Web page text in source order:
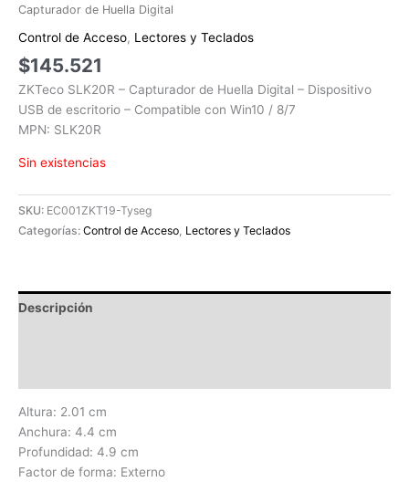
Capturador de Huella Digital
Control de Acceso, Lectores y Teclados
$145.521
ZKTeco SLK20R – Capturador de Huella Digital – Dispositivo
USB de escritorio – Compatible con Win10 / 8/7
MPN: SLK20R
Sin existencias
SKU: EC001ZKT19-Tyseg
Categorías: Control de Acceso, Lectores y Teclados
Descripción
Altura: 2.01 cm
Anchura: 4.4 cm
Profundidad: 4.9 cm
Factor de forma: Externo